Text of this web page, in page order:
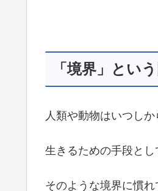
「境界」とい
人類や動物はいつし
生きるための手段とし
そのような境界に慣